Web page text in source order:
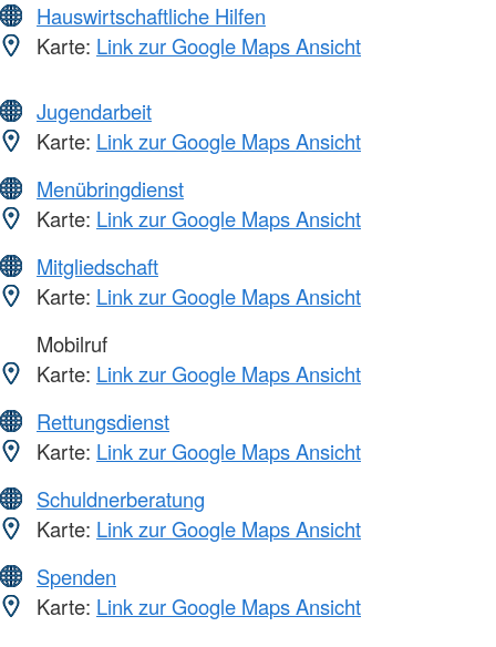
Hauswirtschaftliche Hilfen
Karte: Link zur Google Maps Ansicht
Jugendarbeit
Karte: Link zur Google Maps Ansicht
Menübringdienst
Karte: Link zur Google Maps Ansicht
Mitgliedschaft
Karte: Link zur Google Maps Ansicht
Mobilruf
Karte: Link zur Google Maps Ansicht
Rettungsdienst
Karte: Link zur Google Maps Ansicht
Schuldnerberatung
Karte: Link zur Google Maps Ansicht
Spenden
Karte: Link zur Google Maps Ansicht